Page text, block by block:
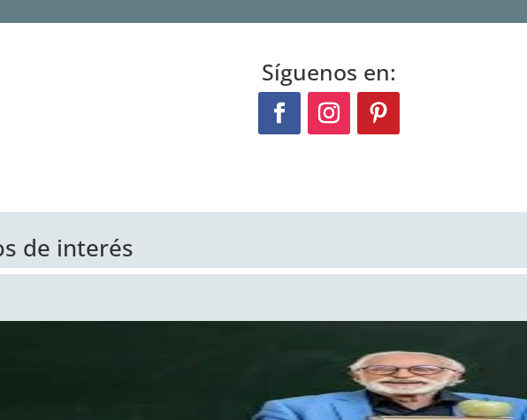
Síguenos en:
de interés